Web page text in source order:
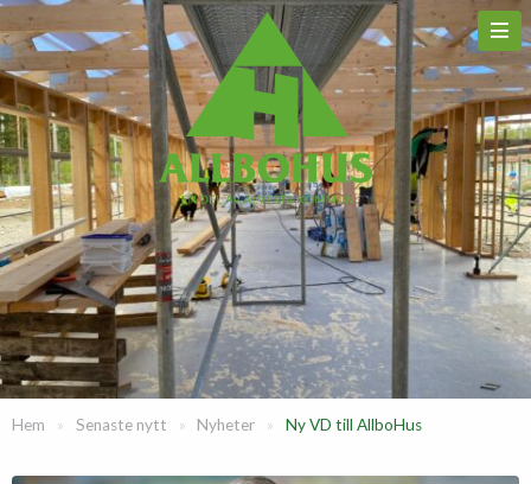
Hem » Senaste nytt » Nyheter » Ny VD till AllboHus